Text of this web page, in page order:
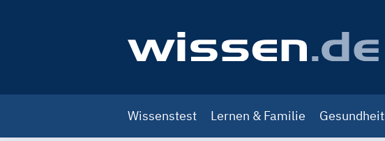
navigation
Wissenstest Lernen & Familie Gesundheit